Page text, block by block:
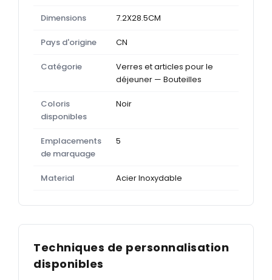
Dimensions 7.2X28.5CM
Pays d'origine CN
Catégorie
Verres et articles pour le
déjeuner — Bouteilles
Coloris
disponibles
Noir
Emplacements
de marquage
5
Material Acier Inoxydable
Techniques de personnalisation
disponibles